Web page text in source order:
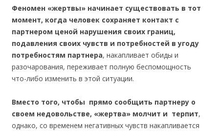
Феномен «жертвы» начинает существовать в тот
момент, когда человек сохраняет контакт с
партнером ценой нарушения своих границ,
подавления своих чувств и потребностей в угоду
потребностям партнера, накапливает обиды и
разочарования, переживает полную беспомощность
что-либо изменить в этой ситуации.
Вместо того, чтобы прямо сообщить партнеру о
своем недовольстве, «жертва» молчит и терпит,
однако, со временем негативных чувств накапливается